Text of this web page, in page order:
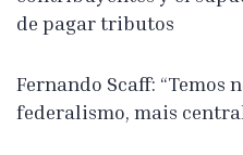
de pagar tributos
Fernando Scaff: “Temos
federalismo, mais